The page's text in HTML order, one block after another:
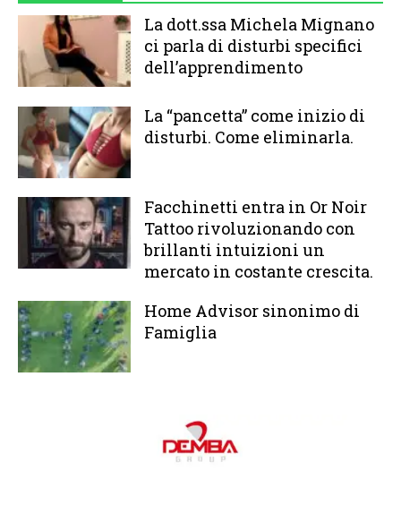
La dott.ssa Michela Mignano
ci parla di disturbi specifici
dell’apprendimento
La “pancetta” come inizio di
disturbi. Come eliminarla.
Facchinetti entra in Or Noir
Tattoo rivoluzionando con
brillanti intuizioni un
mercato in costante crescita.
Home Advisor sinonimo di
Famiglia